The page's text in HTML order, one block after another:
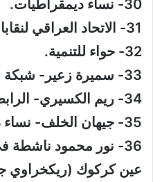
30- نساء ديمقراطيات.
31- الاتحاد العراقي لنقابات العمال/فرع كركوك.
32- حواء للتنمية.
33- سميرة زعير- شبكة المرأة السورية.
34- ريم الكسيري- الرابطة الدولية للمعتقلات.
35- جيهان الخلف- نساء ديمقراطيات.
36- نور محمود
عين كركوك (ريكخراوي